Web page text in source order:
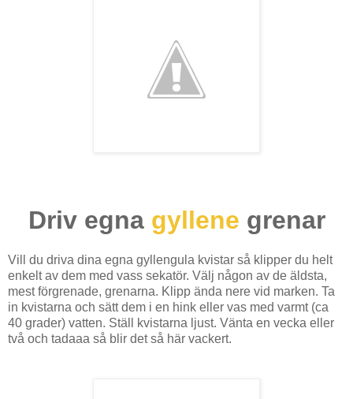
Driv egnagyllene grenar
Vill du driva dina egna gyllengula kvistar så klipper du helt
enkelt av dem med vass sekatör. Välj någon av de äldsta,
mest förgrenade, grenarna. Klipp ända nere vid marken. Ta
in kvistarna och sätt dem i en hink eller vas med varmt (ca
40 grader) vatten. Ställ kvistarna ljust. Vänta en vecka eller
två och tadaaa så blir det så här vackert.